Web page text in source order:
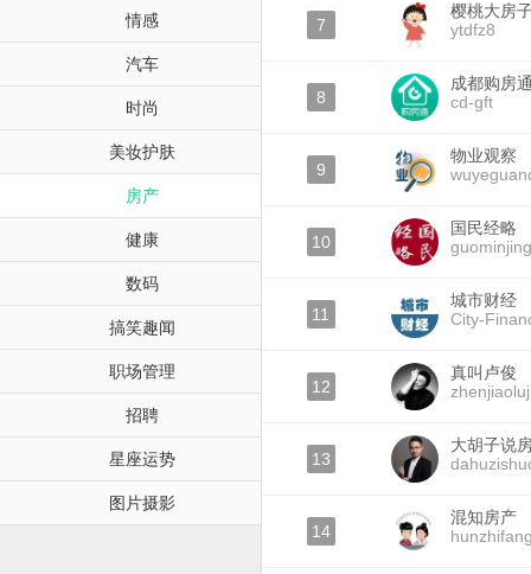
情感
汽车
时尚
美妆护肤
房产
健康
数码
搞笑趣闻
职场管理
招聘
星座运势
图片摄影
7
樱桃大房
ytdfz8
8
成都购房
cd-gft
9
物业观察
10
国民经略
11
城市财经
City-
12
真叫卢俊
13
大胡子说
14
混知房产